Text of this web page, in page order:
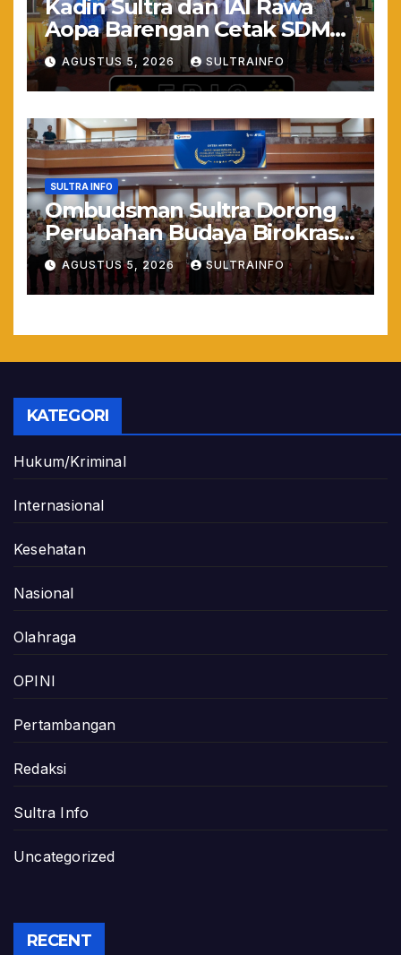
Kadin Sultra dan IAI Rawa
Aopa Barengan Cetak SDM
Siap Kerja dan Wirausaha
Muda
AGUSTUS 5, 2026 SULTRAINFO
SULTRA INFO
Ombudsman Sultra Dorong
Perubahan Budaya Birokrasi
Lewat Penilaian
Maladministrasi 2026
AGUSTUS 5, 2026 SULTRAINFO
KATEGORI
Hukum/Kriminal
Internasional
Kesehatan
Nasional
Olahraga
OPINI
Pertambangan
Redaksi
Sultra Info
Uncategorized
RECENT